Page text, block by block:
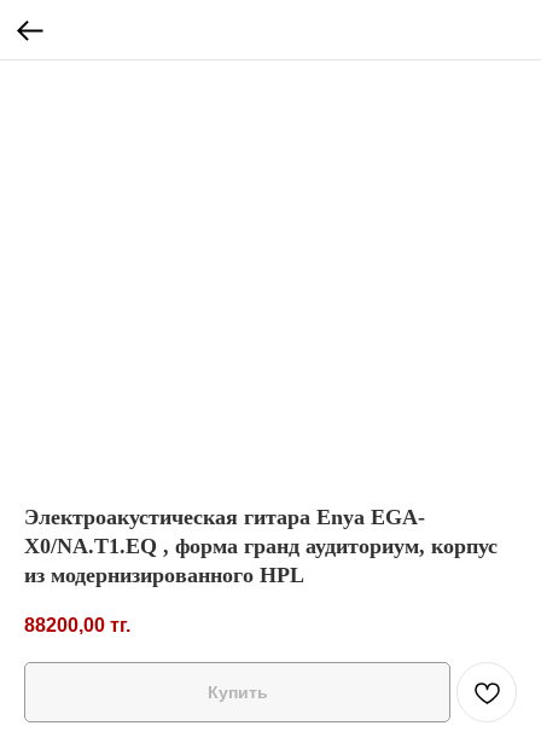
Электроакустическая гитара Enya EGA-
X0/NA.T1.EQ , форма гранд аудиториум, корпус
из модернизированного HPL
88200,00 тг.
Купить